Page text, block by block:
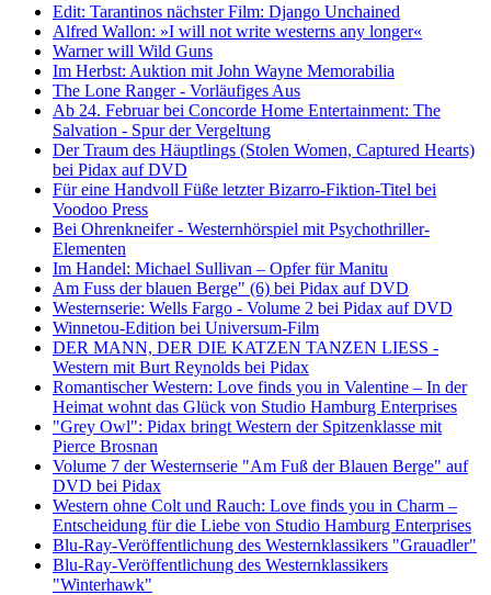
Edit: Tarantinos nächster Film: Django Unchained
Alfred Wallon: »I will not write westerns any longer«
Warner will Wild Guns
Im Herbst: Auktion mit John Wayne Memorabilia
The Lone Ranger - Vorläufiges Aus
Ab 24. Februar bei Concorde Home Entertainment: The
Salvation - Spur der Vergeltung
Der Traum des Häuptlings (Stolen Women, Captured Hearts)
bei Pidax auf DVD
Für eine Handvoll Füße letzter Bizarro-Fiktion-Titel bei
Voodoo Press
Bei Ohrenkneifer - Westernhörspiel mit Psychothriller-
Elementen
Im Handel: Michael Sullivan – Opfer für Manitu
Am Fuss der blauen Berge" (6) bei Pidax auf DVD
Westernserie: Wells Fargo - Volume 2 bei Pidax auf DVD
Winnetou-Edition bei Universum-Film
DER MANN, DER DIE KATZEN TANZEN LIESS -
Western mit Burt Reynolds bei Pidax
Romantischer Western: Love finds you in Valentine – In der
Heimat wohnt das Glück von Studio Hamburg Enterprises
"Grey Owl": Pidax bringt Western der Spitzenklasse mit
Pierce Brosnan
Volume 7 der Westernserie "Am Fuß der Blauen Berge" auf
DVD bei Pidax
Western ohne Colt und Rauch: Love finds you in Charm –
Entscheidung für die Liebe von Studio Hamburg Enterprises
Blu-Ray-Veröffentlichung des Westernklassikers "Grauadler"
Blu-Ray-Veröffentlichung des Westernklassikers
"Winterhawk"